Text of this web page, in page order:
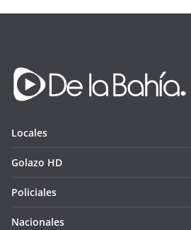
Locales
Golazo HD
Policiales
Nacionales